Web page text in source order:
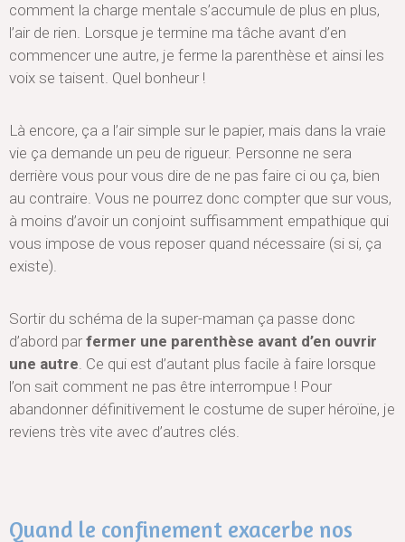
comment la charge mentale s’accumule de plus en plus,
l’air de rien. Lorsque je termine ma tâche avant d’en
commencer une autre, je ferme la parenthèse et ainsi les
voix se taisent. Quel bonheur !
Là encore, ça a l’air simple sur le papier, mais dans la vraie
vie ça demande un peu de rigueur. Personne ne sera
derrière vous pour vous dire de ne pas faire ci ou ça, bien
au contraire. Vous ne pourrez donc compter que sur vous,
à moins d’avoir un conjoint suffisamment empathique qui
vous impose de vous reposer quand nécessaire (si si, ça
existe).
Sortir du schéma de la super-maman ça passe donc
d’abord par fermer une parenthèse avant d’en ouvrir
une autre. Ce qui est d’autant plus facile à faire lorsque
l’on sait comment ne pas être interrompue ! Pour
abandonner définitivement le costume de super héroïne, je
reviens très vite avec d’autres clés.
Quand le confinement exacerbe nos